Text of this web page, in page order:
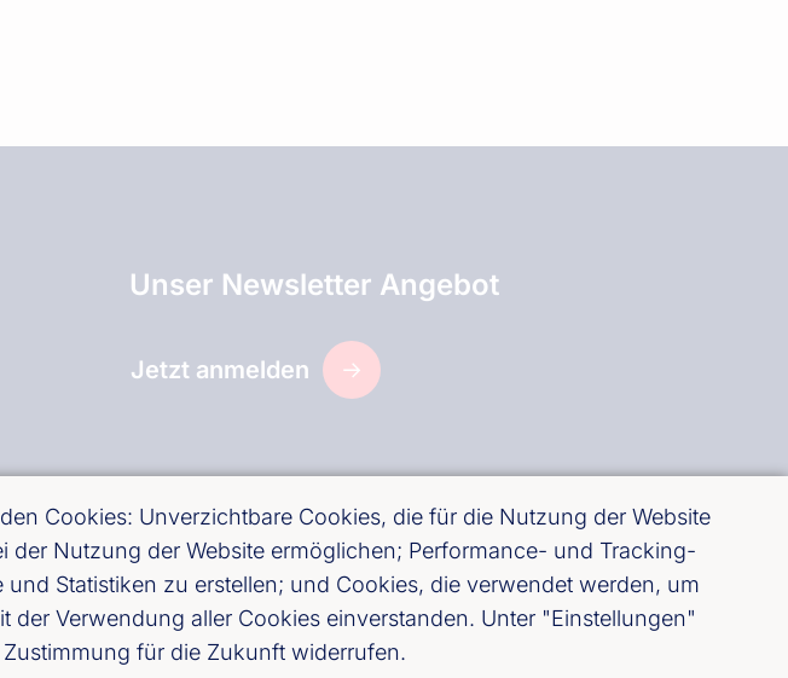
Cookies: Unverzichtbare Cookies, die für die Nutzung der Website
Nutzung der Website ermöglichen; Performance- und Tracking-
Statistiken zu erstellen; und Cookies, die verwendet werden, um
der Verwendung aller Cookies einverstanden. Unter "Einstellungen"
für die Zukunft widerrufen.
Unser Newsletter Angebot
Jetzt anmelden